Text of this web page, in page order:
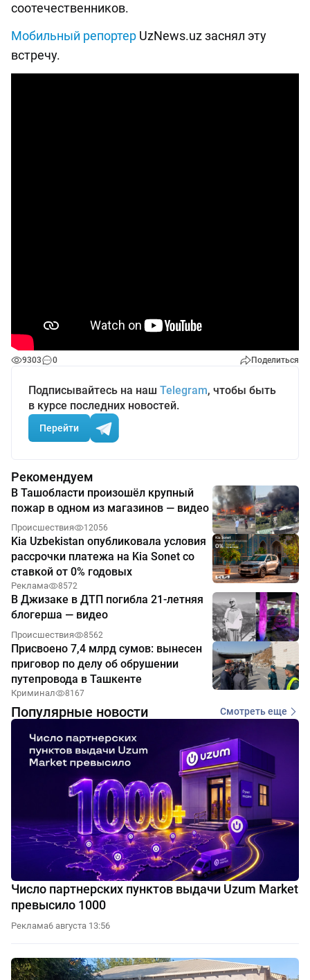
соотечественников.
Мобильный репортер UzNews.uz заснял эту
встречу.
9303 0 Поделиться
Подписывайтесь на наш Telegram, чтобы быть
в курсе последних новостей.
Перейти
Рекомендуем
В Ташобласти произошёл крупный
пожар в одном из магазинов — видео
Происшествия 12056
Kia Uzbekistan опубликовала условия
рассрочки платежа на Kia Sonet со
ставкой от 0% годовых
Реклама 8572
В Джизаке в ДТП погибла 21-летняя
блогерша — видео
Происшествия 8562
Присвоено 7,4 млрд сумов: вынесен
приговор по делу об обрушении
путепровода в Ташкенте
Криминал 8167
Популярные новости Смотреть еще
Число партнерских пунктов выдачи Uzum Market
превысило 1000
Реклама6 августа 13:56